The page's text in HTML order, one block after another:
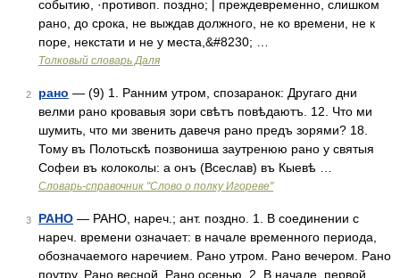
событию, ·противоп. поздно; | преждевременно, слишком
рано, до срока, не выждав должного, не ко времени, не к
поре, некстати и не у места,&#8230; …
Толковый словарь Даля
2 рано — (9) 1. Ранним утром, спозаранок: Другаго дни
велми рано кровавыя зори свѣтъ повѣдаютъ. 12. Что ми
шумить, что ми звенить давечя рано предъ зорями? 18.
Тому въ Полотьскѣ позвониша заутренюю рано у святыя
Софеи въ колоколы: а онъ (Всеслав) въ Кыевѣ …
Словарь-справочник "Слово о полку Игореве"
3 РАНО — РАНО, нареч.; ант. поздно. 1. В соединении с
нареч. времени означает: в начале временного периода,
обозначаемого наречием. Рано утром. Рано вечером. Рано
поутру. Рано весной. Рано осенью. 2. В начале, первой